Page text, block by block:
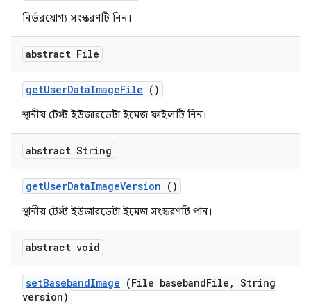
নির্ভরযোগ্য সংস্করণটি নিন।
abstract File
getUserDataImageFile ()
স্থানীয় টেস্ট ইউজারডেটা ইমেজ ফাইলটি নিন।
abstract String
getUserDataImageVersion ()
স্থানীয় টেস্ট ইউজারডেটা ইমেজ সংস্করণটি পান।
abstract void
setBasebandImage (File basebandFile , String
version)